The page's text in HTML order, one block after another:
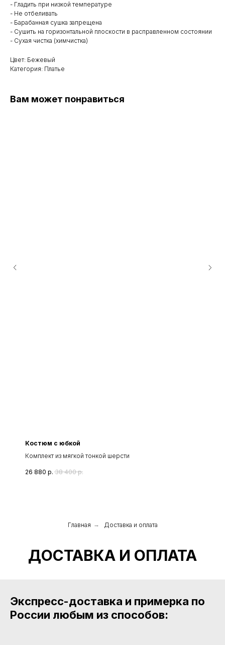
- Гладить при низкой температуре
- Не отбеливать
- Барабанная сушка запрещена
- Сушить на горизонтальной плоскости в расправленном состоянии
- Сухая чистка (химчистка)
Цвет: Бежевый
Категория: Платье
Вам может понравиться
Костюм с юбкой
Комплект из мягкой тонкой шерсти
26 880 р. 38 400 р.
Главная → Доставка и оплата
ДОСТАВКА И ОПЛАТА
Экспресс-доставка и примерка по
России любым из способов: